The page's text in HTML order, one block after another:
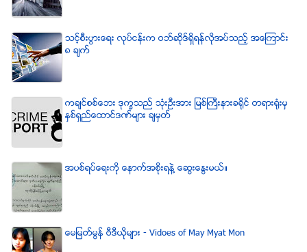
သင့္စီးပြားေရး လုပ္ငန္းက ဝဘ္ဆိုဒ္ရွိရန္လိုအပ္သည့္ အေၾကာင္း
၈ ခ်က္
ကခ်င္စစ္ေဘး ဒုကၡသည္ သံုးဦးအား ျမစ္ႀကီးနားခရိုင္ တရားရံုးမွ
ႏွစ္ရွည္ေထာင္ဒဏ္မ်ား ခ်မွတ္
အပစ္ရပ္ေရးကို ေနာက္အစိုးရနဲ႔ ေဆြးေႏြးမယ္။
ေမျမတ္မြန္ ဗီဒီယုိမ်ား - Vidoes of May Myat Mon